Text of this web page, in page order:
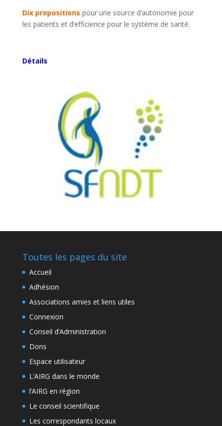
Dix propositions pour une source d’autonomie pour
les patients et d’efficience pour le système de santé.
Détails
Toutes les pages du site
Accueil
Adhésion
Associations amies et liens utiles
Connexion
Conseil d’Administration
Dons
Espace utilisateur
L’AIRG dans le monde
l’AIRG en région
Le conseil scientifique
Les correspondants locaux